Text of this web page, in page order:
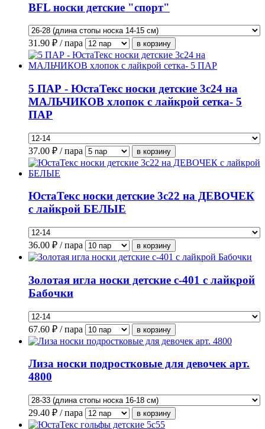
BFL носки детские "спорт"
31.90 ₽ / пара
5 ПАР - ЮстаТекс носки детские 3с24 на
МАЛЬЧИКОВ хлопок с лайкрой сетка- 5
ПАР
37.00 ₽ / пара
ЮстаТекс носки детские 3с22 на ДЕВОЧЕК
с лайкрой БЕЛЫЕ
36.00 ₽ / пара
Золотая игла носки детские с-401 с лайкрой
Бабочки
67.60 ₽ / пара
Лиза носки подростковые для девочек арт.
4800
29.40 ₽ / пара